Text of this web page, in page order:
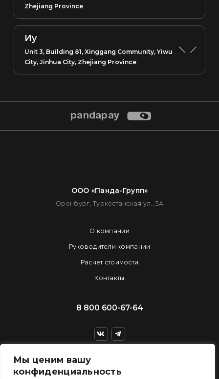
Мы ценим вашу
конфиденциальность
Zhejiang Province
Иу
Unit 3, Building 81, Xinggang Community, Yiwu
City, Jinhua City, Zhejiang Province
pandapay
ООО «Панда-Групп»
Оренбург, Туркестанская ул., 5А
О компании
Руководители компании
Расчет стоимости
Контакты
8 800 600-67-64
Получить консультацию